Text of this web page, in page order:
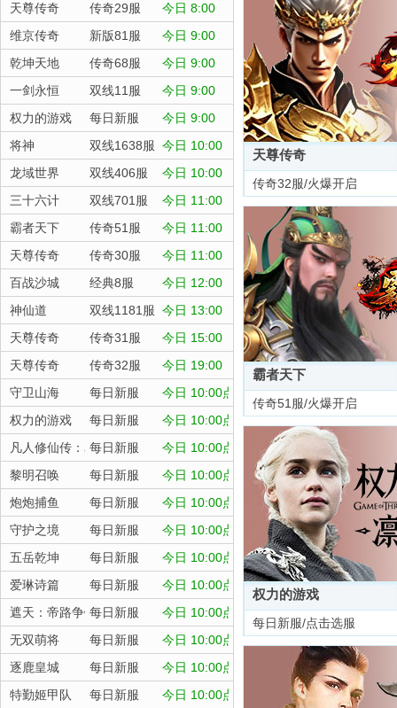
天尊传奇
传奇29服
今日 8:00
维京传奇
新版81服
今日 9:00
乾坤天地
传奇68服
今日 9:00
一剑永恒
双线11服
今日 9:00
权力的游戏
每日新服
今日 9:00
将神
双线1638服 今日 10:00
龙域世界
双线406服
今日 10:00
三十六计
双线701服
今日 11:00
霸者天下
传奇51服
今日 11:00
天尊传奇
传奇30服
今日 11:00
百战沙城
经典8服
今日 12:00
神仙道
双线1181服 今日 13:00
天尊传奇
传奇31服
今日 15:00
天尊传奇
传奇32服
今日 19:00
守卫山海
每日新服
今日 10:00点
权力的游戏
每日新服
今日 10:00点
凡人修仙传：星海飞驰
每日新服
今日 10:00点
黎明召唤
每日新服
今日 10:00点
炮炮捕鱼
每日新服
今日 10:00点
守护之境
每日新服
今日 10:00点
五岳乾坤
每日新服
今日 10:00点
爱琳诗篇
每日新服
今日 10:00点
遮天：帝路争锋每日新服
今日 10:00点
无双萌将
每日新服
今日 10:00点
逐鹿皇城
每日新服
今日 10:00点
特勤姬甲队
每日新服
今日 10:00点
天尊传奇
传奇32服/火爆开启
霸者天下
传奇51服/火爆开启
权力的游戏
每日新服/点击选服